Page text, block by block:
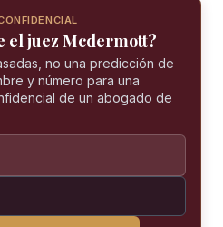
el juez Mcdermott?
no una predicción de
y número para una
de un abogado de